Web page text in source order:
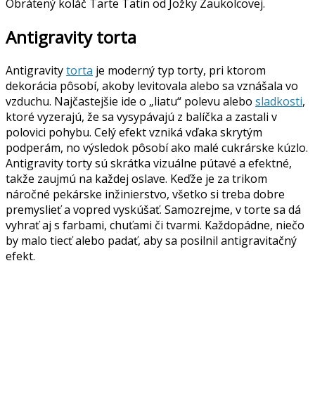
Obrátený koláč Tarte Tatin od Jožky Zaukolcovej.
Antigravity torta
Antigravitytorta je moderný typ torty, pri ktorom
dekorácia pôsobí, akoby levitovala alebo sa vznášala vo
vzduchu. Najčastejšie ide o „liatu“ polevu alebo sladkosti,
ktoré vyzerajú, že sa vysypávajú z balíčka a zastali v
polovici pohybu. Celý efekt vzniká vďaka skrytým
podperám, no výsledok pôsobí ako malé cukrárske kúzlo.
Antigravity torty sú skrátka vizuálne pútavé a efektné,
takže zaujmú na každej oslave. Keďže je za trikom
náročné pekárske inžinierstvo, všetko si treba dobre
premyslieť a vopred vyskúšať. Samozrejme, v torte sa dá
vyhrať aj s farbami, chuťami či tvarmi. Každopádne, niečo
by malo tiecť alebo padať, aby sa posilnil antigravitačný
efekt.